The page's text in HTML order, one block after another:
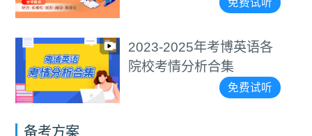
2023-2025年考博英语各
院校考情分析合集
免费试听
备考方案